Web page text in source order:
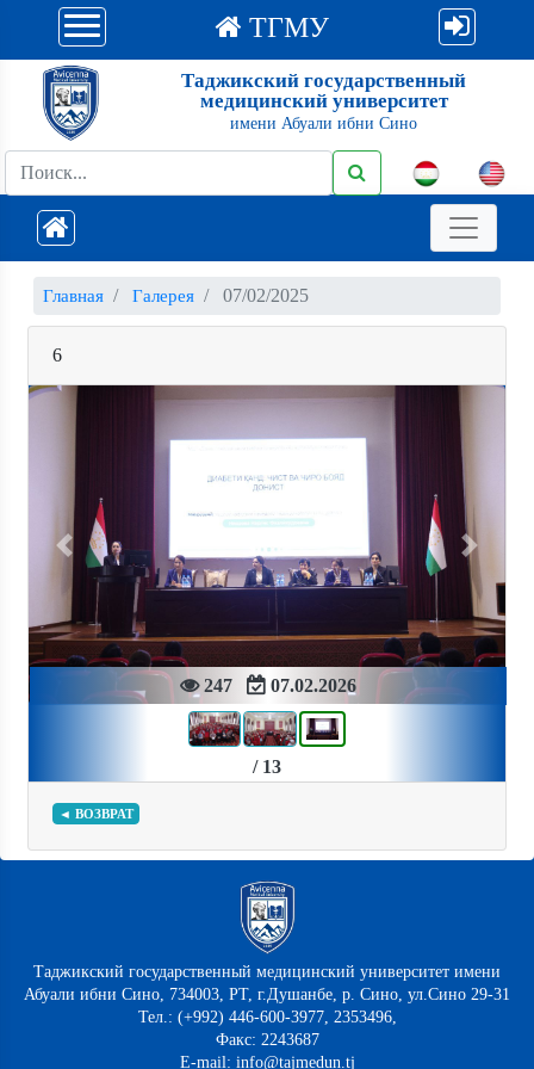
ТГМУ
Таджикский государственный
медицинский университет
имени Абуали ибни Сино
Главная Галерея 07/02/2025
6
247 07.02.2026
Previous Next
/ 13
◄ ВОЗВРАТ
Таджикский государственный медицинский университет имени
Абуали ибни Сино, 734003, РТ, г.Душанбе, р. Сино, ул.Сино 29-31
Тел.: (+992) 446-600-3977, 2353496,
Факс: 2243687
E-mail: info@tajmedun.tj